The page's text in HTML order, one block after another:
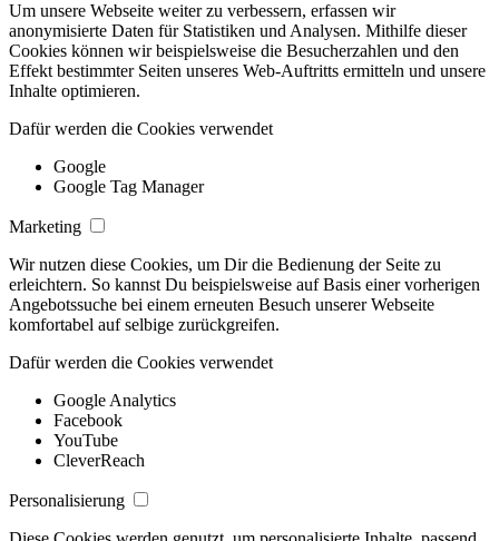
Um unsere Webseite weiter zu verbessern, erfassen wir
anonymisierte Daten für Statistiken und Analysen. Mithilfe dieser
Cookies können wir beispielsweise die Besucherzahlen und den
Effekt bestimmter Seiten unseres Web-Auftritts ermitteln und unsere
Inhalte optimieren.
Dafür werden die Cookies verwendet
Google
Google Tag Manager
Marketing
Wir nutzen diese Cookies, um Dir die Bedienung der Seite zu
erleichtern. So kannst Du beispielsweise auf Basis einer vorherigen
Angebotssuche bei einem erneuten Besuch unserer Webseite
komfortabel auf selbige zurückgreifen.
Dafür werden die Cookies verwendet
Google Analytics
Facebook
YouTube
CleverReach
Personalisierung